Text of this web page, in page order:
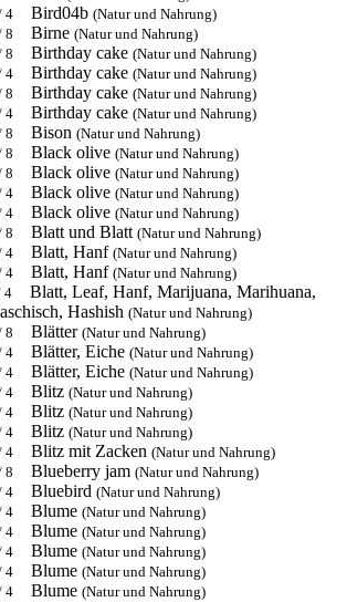
4 Bird04b (Natur und Nahrung)
8 Birne (Natur und Nahrung)
8 Birthday cake (Natur und Nahrung)
4 Birthday cake (Natur und Nahrung)
8 Birthday cake (Natur und Nahrung)
4 Birthday cake (Natur und Nahrung)
8 Bison (Natur und Nahrung)
8 Black olive (Natur und Nahrung)
8 Black olive (Natur und Nahrung)
4 Black olive (Natur und Nahrung)
4 Black olive (Natur und Nahrung)
8 Blatt und Blatt (Natur und Nahrung)
4 Blatt, Hanf (Natur und Nahrung)
4 Blatt, Hanf (Natur und Nahrung)
4
Blatt, Leaf, Hanf, Marijuana, Marihuana,
Hashish (Natur und Nahrung)
8 Blätter (Natur und Nahrung)
4 Blätter, Eiche (Natur und Nahrung)
4 Blätter, Eiche (Natur und Nahrung)
4 Blitz (Natur und Nahrung)
4 Blitz (Natur und Nahrung)
4 Blitz (Natur und Nahrung)
4 Blitz mit Zacken (Natur und Nahrung)
8 Blueberry jam (Natur und Nahrung)
4 Bluebird (Natur und Nahrung)
4 Blume (Natur und Nahrung)
4 Blume (Natur und Nahrung)
4 Blume (Natur und Nahrung)
4 Blume (Natur und Nahrung)
4 Blume (Natur und Nahrung)